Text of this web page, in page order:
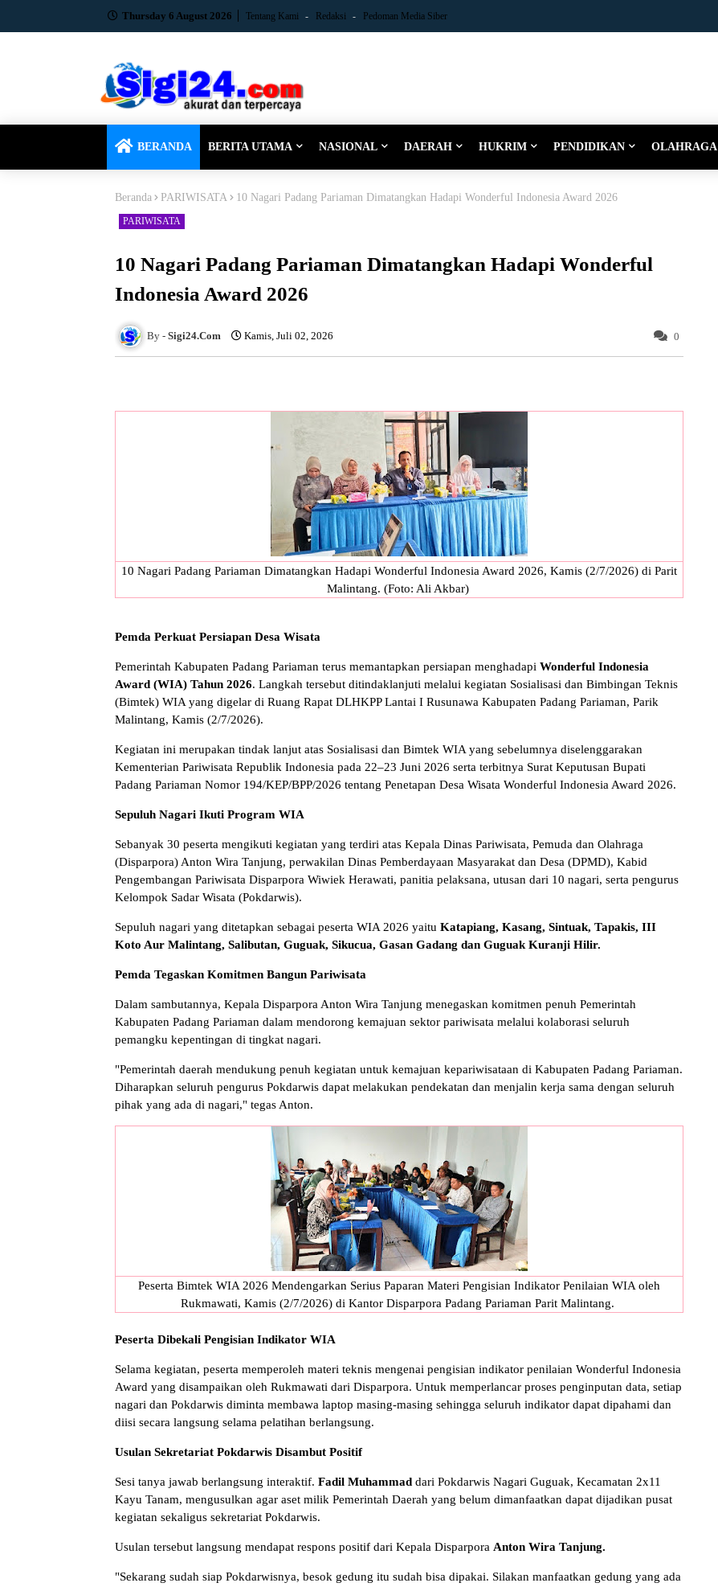
Thursday 6 August 2026 Tentang Kami Redaksi Pedoman Media Siber
BERANDA BERITA UTAMA NASIONAL DAERAH HUKRIM PENDIDIKAN OLAHRAGA
Beranda PARIWISATA 10 Nagari Padang Pariaman Dimatangkan Hadapi Wonderful Indonesia Award 2026
PARIWISATA
10 Nagari Padang Pariaman Dimatangkan Hadapi Wonderful
Indonesia Award 2026
Sigi24.Com Kamis, Juli 02, 2026 0
10 Nagari Padang Pariaman Dimatangkan Hadapi Wonderful Indonesia Award 2026, Kamis (2/7/2026) di Parit
Malintang. (Foto: Ali Akbar)
Pemda Perkuat Persiapan Desa Wisata
Pemerintah Kabupaten Padang Pariaman terus memantapkan persiapan menghadapi Wonderful Indonesia
Award (WIA) Tahun 2026. Langkah tersebut ditindaklanjuti melalui kegiatan Sosialisasi dan Bimbingan Teknis
(Bimtek) WIA yang digelar di Ruang Rapat DLHKPP Lantai I Rusunawa Kabupaten Padang Pariaman, Parik
Malintang, Kamis (2/7/2026).
Kegiatan ini merupakan tindak lanjut atas Sosialisasi dan Bimtek WIA yang sebelumnya diselenggarakan
Kementerian Pariwisata Republik Indonesia pada 22–23 Juni 2026 serta terbitnya Surat Keputusan Bupati
Padang Pariaman Nomor 194/KEP/BPP/2026 tentang Penetapan Desa Wisata Wonderful Indonesia Award 2026.
Sepuluh Nagari Ikuti Program WIA
Sebanyak 30 peserta mengikuti kegiatan yang terdiri atas Kepala Dinas Pariwisata, Pemuda dan Olahraga
(Disparpora) Anton Wira Tanjung, perwakilan Dinas Pemberdayaan Masyarakat dan Desa (DPMD), Kabid
Pengembangan Pariwisata Disparpora Wiwiek Herawati, panitia pelaksana, utusan dari 10 nagari, serta pengurus
Kelompok Sadar Wisata (Pokdarwis).
Sepuluh nagari yang ditetapkan sebagai peserta WIA 2026 yaitu Katapiang, Kasang, Sintuak, Tapakis, III
Koto Aur Malintang, Salibutan, Guguak, Sikucua, Gasan Gadang dan Guguak Kuranji Hilir.
Pemda Tegaskan Komitmen Bangun Pariwisata
Dalam sambutannya, Kepala Disparpora Anton Wira Tanjung menegaskan komitmen penuh Pemerintah
Kabupaten Padang Pariaman dalam mendorong kemajuan sektor pariwisata melalui kolaborasi seluruh
pemangku kepentingan di tingkat nagari.
"Pemerintah daerah mendukung penuh kegiatan untuk kemajuan kepariwisataan di Kabupaten Padang Pariaman.
Diharapkan seluruh pengurus Pokdarwis dapat melakukan pendekatan dan menjalin kerja sama dengan seluruh
pihak yang ada di nagari," tegas Anton.
Peserta Bimtek WIA 2026 Mendengarkan Serius Paparan Materi Pengisian Indikator Penilaian WIA oleh
Rukmawati, Kamis (2/7/2026) di Kantor Disparpora Padang Pariaman Parit Malintang.
Peserta Dibekali Pengisian Indikator WIA
Selama kegiatan, peserta memperoleh materi teknis mengenai pengisian indikator penilaian Wonderful Indonesia
Award yang disampaikan oleh Rukmawati dari Disparpora. Untuk memperlancar proses penginputan data, setiap
nagari dan Pokdarwis diminta membawa laptop masing-masing sehingga seluruh indikator dapat dipahami dan
diisi secara langsung selama pelatihan berlangsung.
Usulan Sekretariat Pokdarwis Disambut Positif
Sesi tanya jawab berlangsung interaktif. Fadil Muhammad dari Pokdarwis Nagari Guguak, Kecamatan 2x11
Kayu Tanam, mengusulkan agar aset milik Pemerintah Daerah yang belum dimanfaatkan dapat dijadikan pusat
kegiatan sekaligus sekretariat Pokdarwis.
Usulan tersebut langsung mendapat respons positif dari Kepala Disparpora Anton Wira Tanjung.
"Sekarang sudah siap Pokdarwisnya, besok gedung itu sudah bisa dipakai. Silakan manfaatkan gedung yang ada